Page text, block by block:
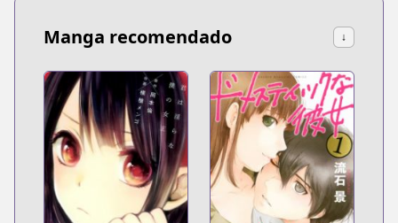
Manga recomendado ↓